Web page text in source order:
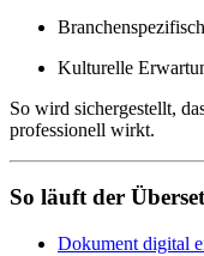
Kulturelle
So wird sichergestellt,
professionell wirkt.
So läuft der
Dokument digital